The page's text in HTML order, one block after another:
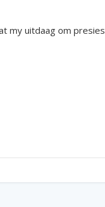
my uitdaag om